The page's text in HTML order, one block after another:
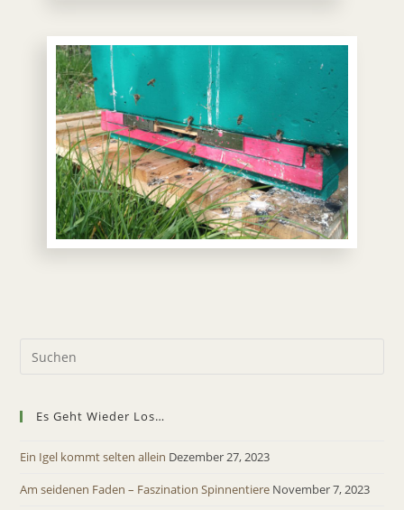
Es Geht Wieder Los…
Ein Igel kommt selten allein Dezember 27, 2023
Am seidenen Faden – Faszination Spinnentiere November 7, 2023